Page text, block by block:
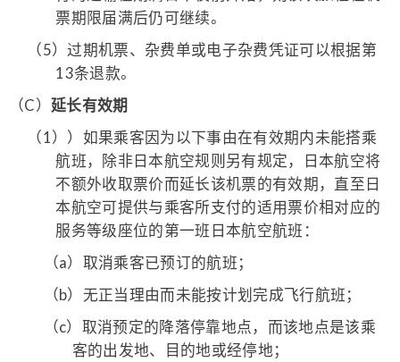
票期限届满后仍可继续。
（5）过期机票、杂费单或电子杂费凭证可以根据第
13条退款。
（C）延长有效期
（1） ）如果乘客因为以下事由在有效期内未能搭乘
航班，除非日本航空规则另有规定，日本航空将
不额外收取票价而延长该机票的有效期，直至日
本航空可提供与乘客所支付的适用票价相对应的
服务等级座位的第一班日本航空航班：
（a） 取消乘客已预订的航班；
（b） 无正当理由而未能按计划完成飞行航班；
（c） 取消预定的降落停靠地点，而该地点是该乘
客的出发地、目的地或经停地；